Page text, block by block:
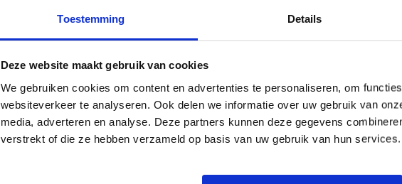
Toestemming Details
Deze website maakt gebruik van cookies
We gebruiken cookies om content en advertenties te personaliseren, om
websiteverkeer te analyseren. Ook delen we informatie over uw gebruik van
media, adverteren en analyse. Deze partners kunnen deze gegevens
verstrekt of die ze hebben verzameld op basis van uw gebruik van hun services.
Driver inbegrepen
<3 SDCM